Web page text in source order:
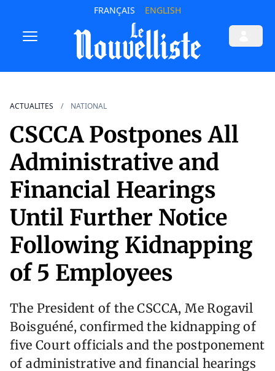
FRANÇAIS ENGLISH
ACTUALITES NATIONAL
CSCCA Postpones All
Administrative and
Financial Hearings
Until Further Notice
Following Kidnapping
of 5 Employees
The President of the CSCCA, Me Rogavil
Boisguéné, confirmed the kidnapping of
five Court officials and the postponement
of administrative and financial hearings